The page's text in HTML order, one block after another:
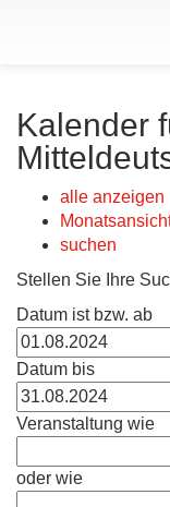
Kalender
alle anzeigen
suchen
Stellen Sie Ihre
Datum ist bzw. ab
Datum bis
Veranstaltung wie
oder wie